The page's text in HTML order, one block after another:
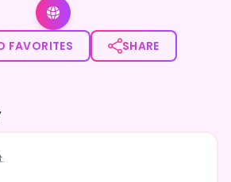
FAVORITES SHARE